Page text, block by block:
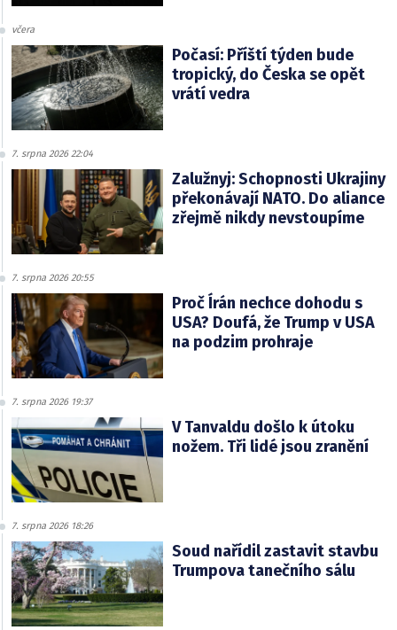
včera
Počasí: Příští týden bude
tropický, do Česka se opět
vrátí vedra
7. srpna 2026 22:04
Zalužnyj: Schopnosti Ukrajiny
překonávají NATO. Do aliance
zřejmě nikdy nevstoupíme
7. srpna 2026 20:55
Proč Írán nechce dohodu s
USA? Doufá, že Trump v USA
na podzim prohraje
7. srpna 2026 19:37
V Tanvaldu došlo k útoku
nožem. Tři lidé jsou zranění
7. srpna 2026 18:26
Soud nařídil zastavit stavbu
Trumpova tanečního sálu